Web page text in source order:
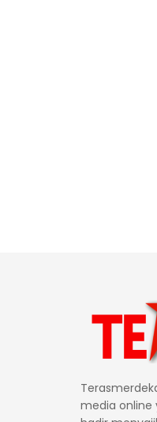
media online